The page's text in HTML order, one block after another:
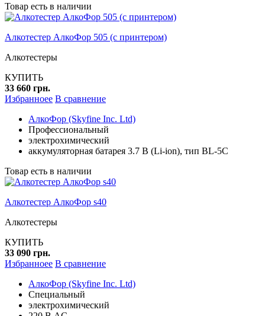
Товар есть в наличии
Алкотестер АлкоФор 505 (с принтером)
Алкотестеры
КУПИТЬ
33 660 грн.
Избранноее В сравнение
АлкоФор (Skyfine Inc. Ltd)
Профессиональный
электрохимический
аккумуляторная батарея 3.7 В (Li-ion), тип BL-5C
Товар есть в наличии
Алкотестер АлкоФор s40
Алкотестеры
КУПИТЬ
33 090 грн.
Избранноее В сравнение
АлкоФор (Skyfine Inc. Ltd)
Специальный
электрохимический